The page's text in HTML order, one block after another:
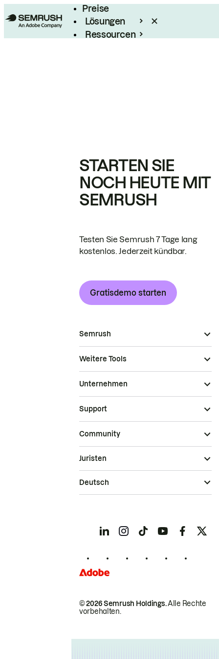
Preise
Lösungen
Ressourcen
STARTEN SIE
NOCH HEUTE MIT
SEMRUSH
Testen Sie Semrush 7 Tage lang
kostenlos. Jederzeit kündbar.
Gratisdemo starten
Semrush
Weitere Tools
Unternehmen
Support
Community
© 2026 Semrush Holdings.Alle Rechte
vorbehalten.
Juristen
Deutsch